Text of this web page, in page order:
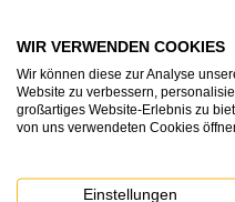
dann mit etwas
schieben, ca. 35 min
lassen. Das Brot in
schneiden.
Pro Scheibe (bei 16
WIR VERWENDEN COOKIES
Wir können diese zur Analyse
Website zu verbessern,
großartiges Website-Erlebnis zu
von uns verwendeten Cookies
Einstellungen